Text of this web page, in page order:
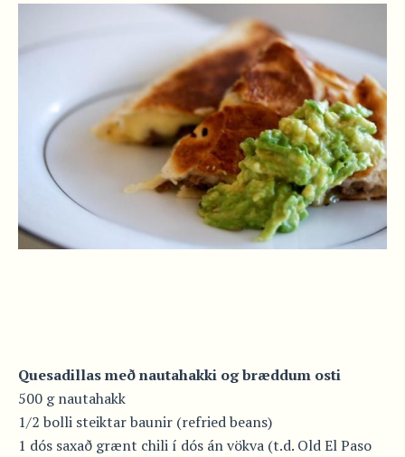
Quesadillas með nautahakki og bræddum osti
500 g nautahakk
1/2 bolli steiktar baunir (refried beans)
1 dós saxað grænt chili í dós án vökva (t.d. Old El Paso